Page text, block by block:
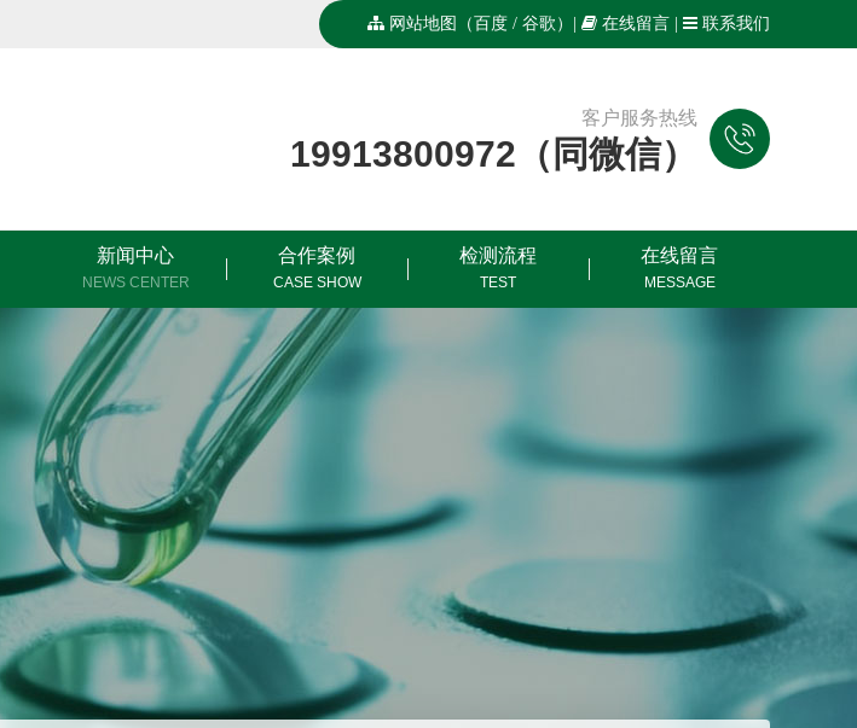
网站地图 （百度 / 谷歌 ）| 在线留言 联系我们
客户服务热线
19913800972（同微信）
新闻中心
NEWS CENTER
合作案例
CASE SHOW
检测流程
TEST
在线留言
MESSAGE